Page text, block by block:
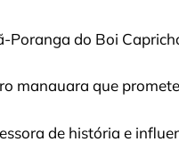
Poranga do Boi
manauara que
de história e